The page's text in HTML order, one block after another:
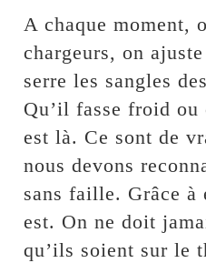
A chaque moment,
chargeurs, on
serre les sangles
Qu’il fasse froid
est là. Ce sont de
nous devons
sans faille. Grâce à
est. On ne doit
qu’ils soient sur le